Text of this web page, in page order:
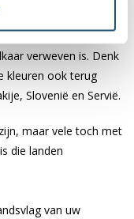
Guinee, Mali en
kleuren terug komen
verweven is. Denk
kleuren ook terug
Slovenië en Servië.
maar vele toch met
die landen
van uw